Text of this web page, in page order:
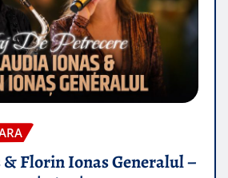
Florin Ionas Generalul –